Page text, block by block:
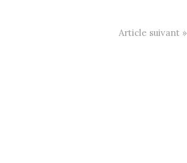
Article suivant »